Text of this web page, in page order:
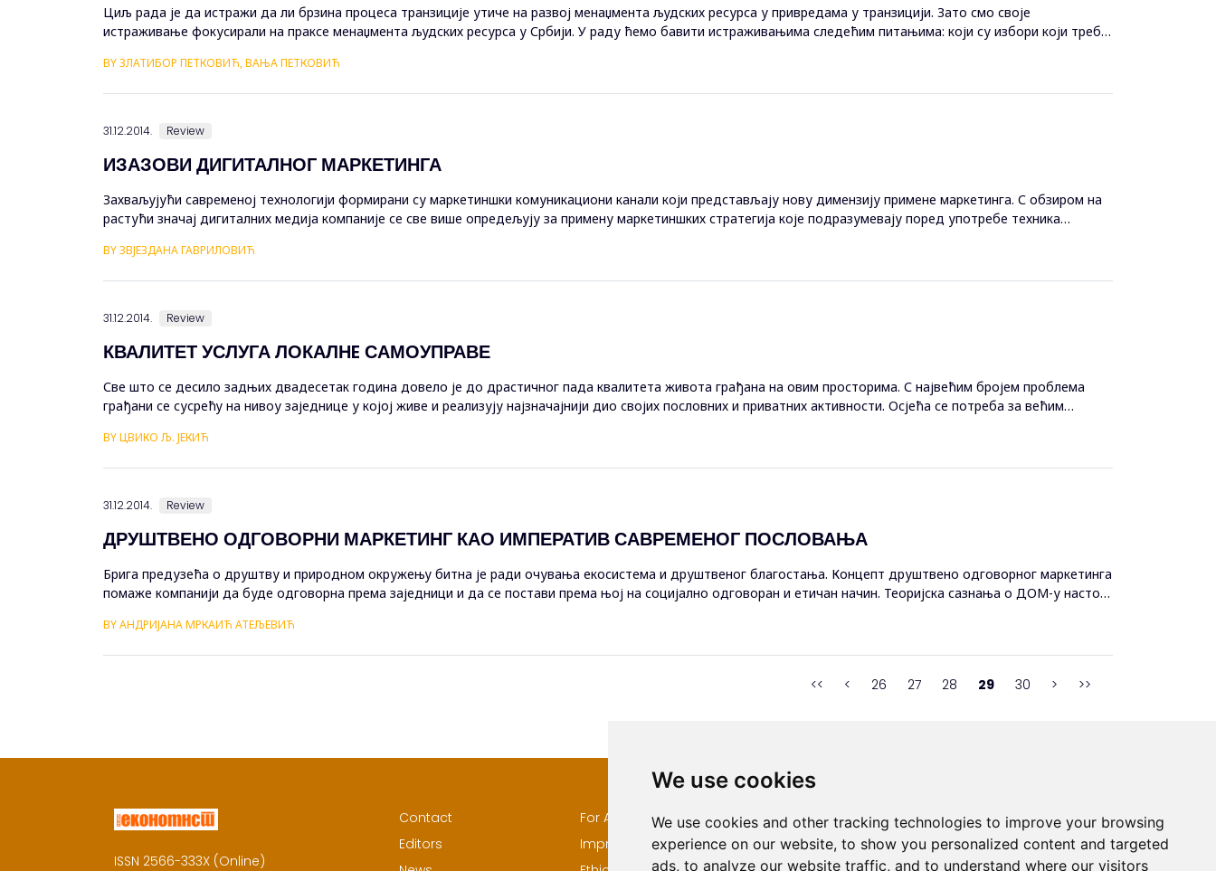
We use cookies
We use cookies and other tracking technologies to improve your browsing
experience on our website, to show you personalized content and targeted
ads, to analyze our website traffic, and to understand where our visitors
Циљ рада је да истражи да ли брзина процеса транзиције утиче на развој менаџмента људских ресурса у привредама у транзицији. Зато смо своје
истраживање фокусирали на праксе менаџмента људских ресурса у Србији. У раду ћемо бавити истраживањима следећим питањима: који су избори који треба
BY ЗЛАТИБОР ПЕТКОВИЋ, ВАЊА ПЕТКОВИЋ
31.12.2014. Review
ИЗАЗОВИ ДИГИТАЛНОГ МАРКЕТИНГА
Захваљујући савременој технологији формирани су маркетиншки комуникациони канали који представљају нову димензију примене маркетинга. С обзиром на
растући значај дигиталних медија компаније се све више опредељују за примену маркетиншких стратегија које подразумевају поред употребе техника
BY ЗВЈЕЗДАНА ГАВРИЛОВИЋ
31.12.2014. Review
КВАЛИТЕТ УСЛУГА ЛОКАЛНE САМОУПРАВЕ
Све што се десило задњих двадесетак година довело је до драстичног пада квалитета живота грађана на овим просторима. С највећим бројем проблема
грађани се сусрећу на нивоу заједнице у којој живе и реализују најзначајнији дио својих пословних и приватних активности. Осјећа се потреба за већим
BY ЦВИКО Љ. ЈЕКИЋ
31.12.2014. Review
ДРУШТВЕНО ОДГОВОРНИ МАРКЕТИНГ КАО ИМПЕРАТИВ САВРЕМЕНОГ ПОСЛОВАЊА
Брига предузећа о друштву и природном окружењу битна је ради очувања екосистема и друштвеног благостања. Концепт друштвено одговорног маркетинга
помаже компанији да буде одговорна према заједници и да се постави према њој на социјално одговоран и етичан начин. Теоријска сазнања о ДОМ-у настоје
BY АНДРИЈАНА МРКАИЋ АТЕЉЕВИЋ
<< < 26 27 28 29 30 > >>
ISSN 2566-333X (Online)
Contact
Editors
For Authors
Impressum
Authors
Keywords